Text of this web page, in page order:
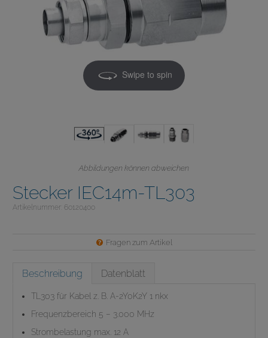
Swipe to spin
Abbildungen können abweichen
Stecker IEC14m-TL303
Artikelnummer: 60120400
Fragen zum Artikel
Beschreibung Datenblatt
TL303 für Kabel z. B. A-2Y0K2Y 1 nkx
Frequenzbereich 5 – 3.000 MHz
Strombelastung max. 12 A